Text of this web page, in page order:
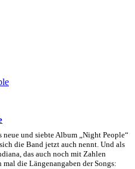
und siebte Album „Night People“
die Band jetzt auch nennt. Und als
das auch noch mit Zahlen
die Längenangaben der Songs: